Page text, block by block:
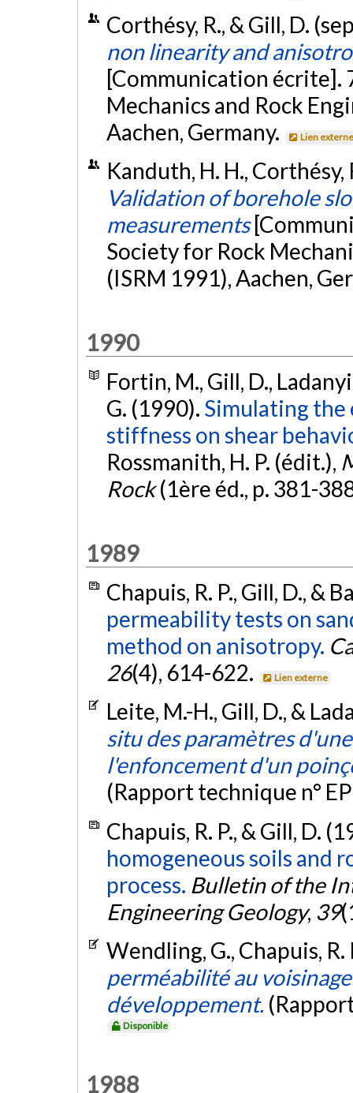
Corthésy, R., & Gill, D.
non linearity and
[Communication
Mechanics and Rock
Aachen, Germany.
Lien
Kanduth, H. H.,
Validation of borehole
measurements
Society for Rock
(ISRM 1991), Aachen,
1990
Fortin, M., Gill, D.,
G. (1990). Simulating the
stiffness on shear
Rossmanith, H. P. (édit.),
Rock(1ère éd., p. 381-
1989
Chapuis, R. P., Gill, D., &
permeability tests on
method on anisotropy.
26(4), 614-622. Lien externe
Leite, M.-H., Gill, D., &
situ des paramètres
l'enfoncement d'un
(Rapport technique n°
Chapuis, R. P., & Gill, D.
homogeneous soils and
process. Bulletin of the
Engineering Geology, 39
Wendling, G., Chapuis, R.
perméabilité au
développement.
Disponible
1988